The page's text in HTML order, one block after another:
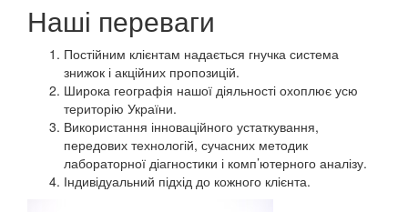
Наші переваги
Постійним клієнтам надається гнучка система
знижок і акційних пропозицій.
Широка географія нашої діяльності охоплює усю
територію України.
Використання інноваційного устаткування,
передових технологій, сучасних методик
лабораторної діагностики і комп’ютерного аналізу.
Індивідуальний підхід до кожного клієнта.